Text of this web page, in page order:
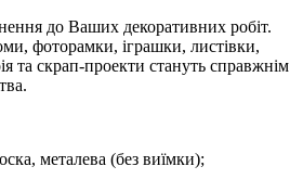
до Ваших декоративних робіт.
фоторамки, іграшки, листівки,
та скрап-проекти стануть справжнім
металева (без виїмки);